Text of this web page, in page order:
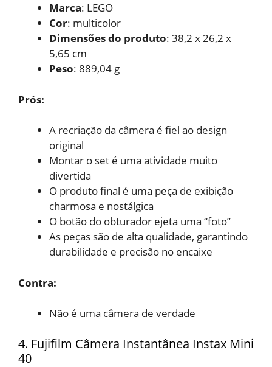
Marca: ‎LEGO
Cor: multicolor
Dimensões do produto: 38,2 x 26,2 x
5,65 cm
Peso: 889,04 g
Prós:
A recriação da câmera é fiel ao design
original
Montar o set é uma atividade muito
divertida
O produto final é uma peça de exibição
charmosa e nostálgica
O botão do obturador ejeta uma “foto”
As peças são de alta qualidade, garantindo
durabilidade e precisão no encaixe
Contra:
Não é uma câmera de verdade
4. Fujifilm Câmera Instantânea Instax Mini
40